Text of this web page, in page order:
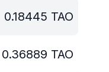
0.18445 TAO
0.36889 TAO